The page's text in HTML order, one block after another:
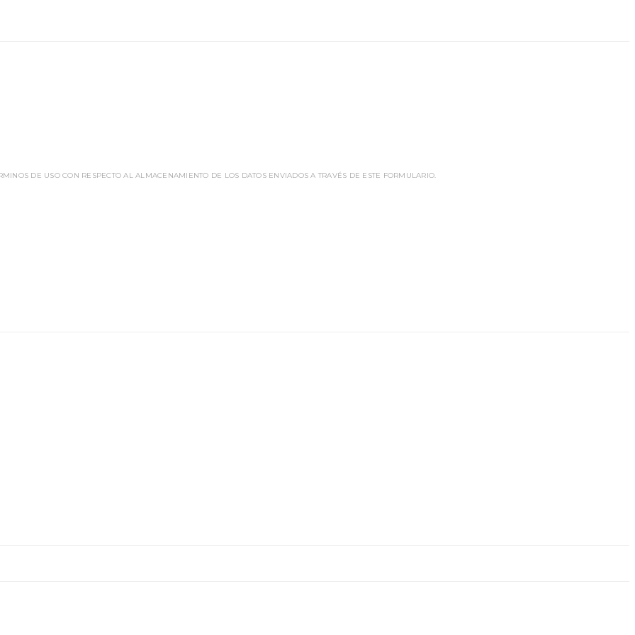
DE USO CON RESPECTO AL ALMACENAMIENTO DE LOS DATOS ENVIADOS A TRAVÉS DE ESTE FORMULARIO.